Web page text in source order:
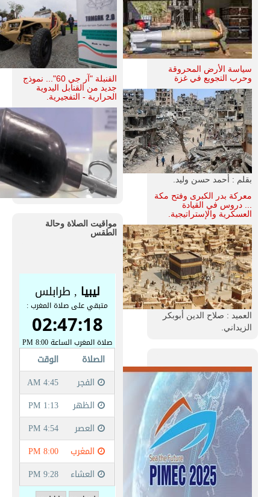
سياسة الأرض المحروقة
وحرب التجويع في غزة
بقلم : أحمد حسن وليد.
معركة بدر الكبرى وفتح مكة
... دروس في القيادة
العسكرية والإستراتيجية.
العميد : صلاح الدين أبوبكر
الزيداني.
القنبلة "آر جي 60"... نموذج
جديد من القنابل اليدوية
الحرارية - التفجيرية.
مواقيت الصلاة وحالة
الطقس